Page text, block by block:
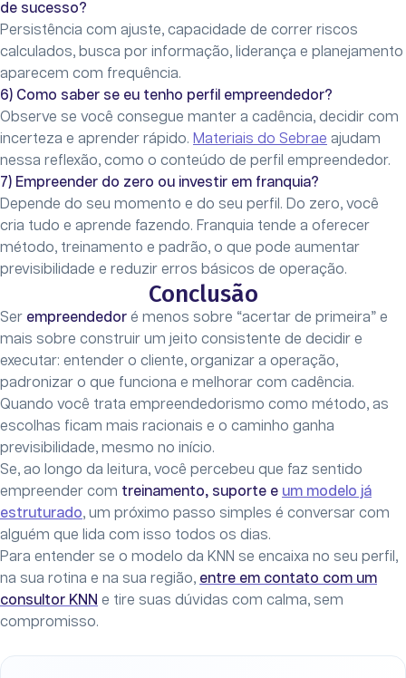
de sucesso?
Persistência com ajuste, capacidade de correr riscos
calculados, busca por informação, liderança e planejamento
aparecem com frequência.
6) Como saber se eu tenho perfil empreendedor?
Observe se você consegue manter a cadência, decidir com
incerteza e aprender rápido. Materiais do Sebrae ajudam
nessa reflexão, como o conteúdo de perfil empreendedor.
7) Empreender do zero ou investir em franquia?
Depende do seu momento e do seu perfil. Do zero, você
cria tudo e aprende fazendo. Franquia tende a oferecer
método, treinamento e padrão, o que pode aumentar
previsibilidade e reduzir erros básicos de operação.
Conclusão
Ser empreendedor é menos sobre “acertar de primeira” e
mais sobre construir um jeito consistente de decidir e
executar: entender o cliente, organizar a operação,
padronizar o que funciona e melhorar com cadência.
Quando você trata empreendedorismo como método, as
escolhas ficam mais racionais e o caminho ganha
previsibilidade, mesmo no início.
Se, ao longo da leitura, você percebeu que faz sentido
empreender com treinamento, suporte e um modelo já
estruturado, um próximo passo simples é conversar com
alguém que lida com isso todos os dias.
Para entender se o modelo da KNN se encaixa no seu perfil,
na sua rotina e na sua região, entre em contato com um
consultor KNN e tire suas dúvidas com calma, sem
compromisso.